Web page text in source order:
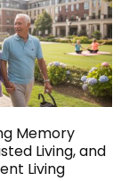
Memory
Living, and
Living